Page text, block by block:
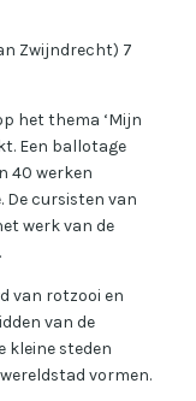
Zwijndrecht) 7
het thema ‘Mijn
Een ballotage
40 werken
De cursisten van
werk van de
van rotzooi en
van de
kleine steden
vormen.